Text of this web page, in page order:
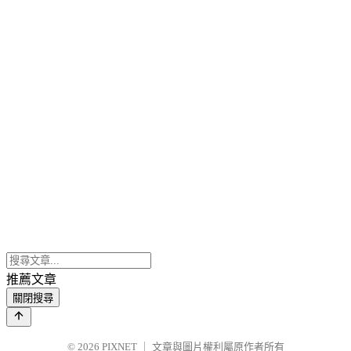
推薦文章
關閉搜尋
© 2026 PIXNET 文章與圖片權利屬原作者所有